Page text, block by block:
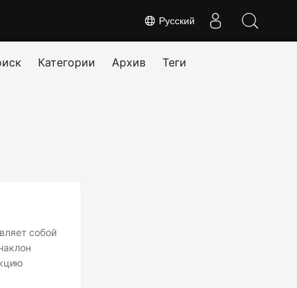
Русский
Категории Архив Теги
собой